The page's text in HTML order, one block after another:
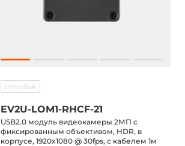
Innodisk
EV2U-LOM1-RHCF-21
USB2.0 модуль видеокамеры 2МП с
фиксированным объективом, HDR, в
корпусе, 1920x1080 @ 30fps, с кабелем 1м